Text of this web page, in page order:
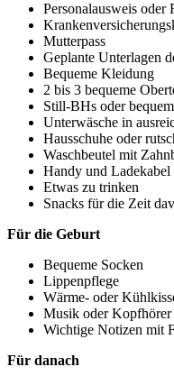
Personalausweis oder
Mutterpass
Geplante Unterlagen
Bequeme Kleidung
2 bis 3 bequeme
Still-BHs oder
Unterwäsche in
Hausschuhe oder
Waschbeutel mit
Handy und Ladekabel
Etwas zu trinken
Snacks für die Zeit
Für die Geburt
Bequeme Socken
Lippenpflege
Wärme- oder
Musik oder Kopfhörer
Wichtige Notizen mit
Für danach